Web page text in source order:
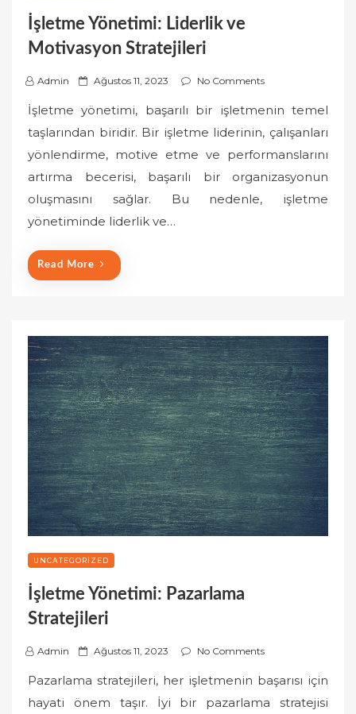
İşletme Yönetimi: Liderlik ve
Motivasyon Stratejileri
Admin
P
s
t
e
d
Ağustos 11, 2023 No Comments
İşletme yönetimi, başarılı bir işletmenin temel
taşlarından biridir. Bir işletme liderinin, çalışanları
yönlendirme, motive etme ve performanslarını
artırma becerisi, başarılı bir organizasyonun
oluşmasını sağlar. Bu nedenle, işletme
yönetiminde liderlik ve…
Read More
UNCATEGORIZED
İşletme Yönetimi: Pazarlama
Stratejileri
Admin
P
s
t
Ağustos 11, 2023 No Comments
Pazarlama stratejileri, her işletmenin başarısı için
hayati önem taşır. İyi bir pazarlama stratejisi